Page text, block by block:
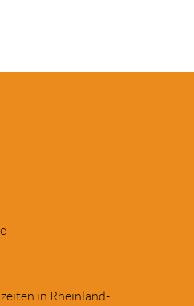
in Rheinland-